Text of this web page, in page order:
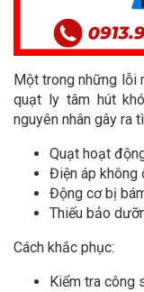
Một trong những lỗi
quạt ly tâm hút
nguyên nhân gây ra
Quạt hoạt
Điện áp không
Động cơ bị
Thiếu bảo
Cách khắc phục:
Kiểm tra công